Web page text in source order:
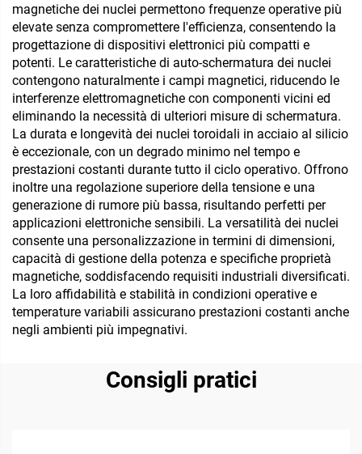
magnetiche dei nuclei permettono frequenze operative più
elevate senza compromettere l'efficienza, consentendo la
progettazione di dispositivi elettronici più compatti e
potenti. Le caratteristiche di auto-schermatura dei nuclei
contengono naturalmente i campi magnetici, riducendo le
interferenze elettromagnetiche con componenti vicini ed
eliminando la necessità di ulteriori misure di schermatura.
La durata e longevità dei nuclei toroidali in acciaio al silicio
è eccezionale, con un degrado minimo nel tempo e
prestazioni costanti durante tutto il ciclo operativo. Offrono
inoltre una regolazione superiore della tensione e una
generazione di rumore più bassa, risultando perfetti per
applicazioni elettroniche sensibili. La versatilità dei nuclei
consente una personalizzazione in termini di dimensioni,
capacità di gestione della potenza e specifiche proprietà
magnetiche, soddisfacendo requisiti industriali diversificati.
La loro affidabilità e stabilità in condizioni operative e
temperature variabili assicurano prestazioni costanti anche
negli ambienti più impegnativi.
Consigli pratici